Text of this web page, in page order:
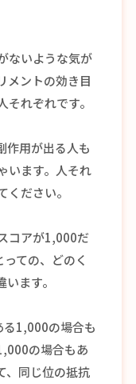
ないような気が
メントの効き目
れぞれです。
作用が出る人も
います。人それ
ださい。
コアが1,000だ
ての、どのく
ます。
1,000の場合も
の場合もあ
、同じ位の抵抗